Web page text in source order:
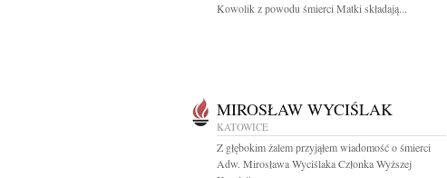
Kowolik z powodu śmierci Matki składają...
MIROSŁAW WYCIŚLAK
KATOWICE
Z głębokim żalem przyjąłem wiadomość o śmierci
Adw. Mirosława Wyciślaka Członka Wyższej